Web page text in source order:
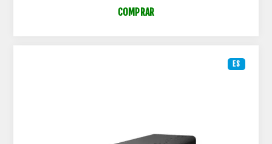
COMPRAR
ES